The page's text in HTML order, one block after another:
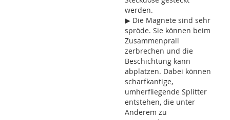
werden.
▶ Die Magnete sind sehr
spröde. Sie können beim
Zusammenprall
zerbrechen und die
Beschichtung kann
abplatzen. Dabei können
scharfkantige,
umherfliegende Splitter
entstehen, die unter
Anderem zu